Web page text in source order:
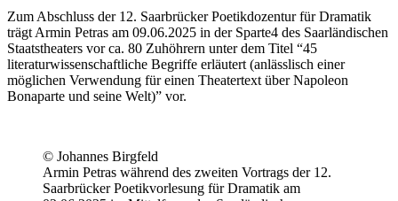
Zum Abschluss der 12. Saarbrücker Poetikdozentur für Dramatik
trägt Armin Petras am 09.06.2025 in der Sparte4 des Saarländischen
Staatstheaters vor ca. 80 Zuhöhrern unter dem Titel “45
literaturwissenschaftliche Begriffe erläutert (anlässlisch einer
möglichen Verwendung für einen Theatertext über Napoleon
Bonaparte und seine Welt)” vor.
© Johannes Birgfeld
Armin Petras während des zweiten Vortrags der 12.
Saarbrücker Poetikvorlesung für Dramatik am